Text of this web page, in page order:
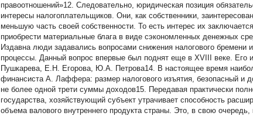
правоотношений»12. Следовательно, юридическая позиция
интересы налогоплательщиков. Они, как собственники,
меньшую часть своей собственности. То есть интерес их
приобрести материальные блага в виде сэкономленных денежных
Издавна люди задавались вопросами снижения налогового бремени
процессы. Данный вопрос впервые был поднят еще в XVIII веке. Его
Пушкарева, Е.Н. Егорова, Ю.А. Петрова14. В настоящее время
финансиста А. Лаффера: размер налогового изъятия, безопасный и
не более одной трети суммы доходов15. Передавая практически
государства, хозяйствующий субъект утрачивает способность
объема валового внутреннего продукта страны. Это, в свою